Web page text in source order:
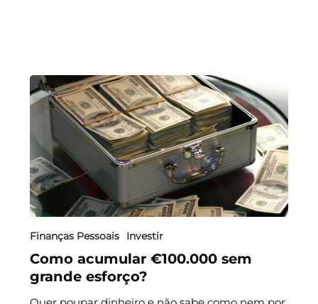
Finanças Pessoais Investir
Como acumular €100.000 sem
grande esforço?